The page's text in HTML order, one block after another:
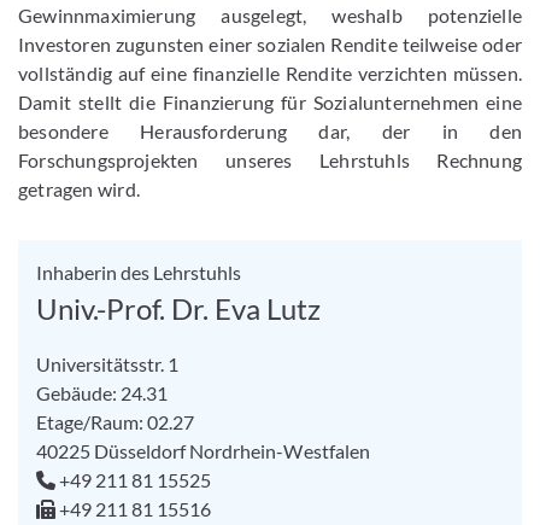
Gewinnmaximierung ausgelegt, weshalb potenzielle
Investoren zugunsten einer sozialen Rendite teilweise oder
vollständig auf eine finanzielle Rendite verzichten müssen.
Damit stellt die Finanzierung für Sozialunternehmen eine
besondere Herausforderung dar, der in den
Forschungsprojekten unseres Lehrstuhls Rechnung
getragen wird.
Inhaberin des Lehrstuhls
Univ.-Prof. Dr. Eva Lutz
Universitätsstr. 1
Gebäude: 24.31
Etage/Raum: 02.27
40225 DüsseldorfNordrhein-Westfalen
+49 211 81 15525
+49 211 81 15516